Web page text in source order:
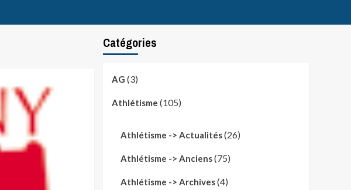
Catégories
AG (3)
Athlétisme (105)
Athlétisme -> Actualités(26)
Athlétisme -> Anciens(75)
Athlétisme -> Archives(4)